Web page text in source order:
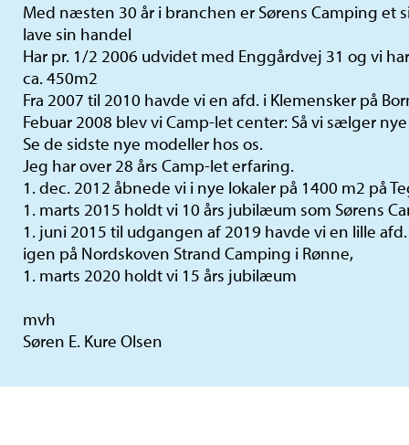
Med næsten 30 år i branchen er Sørens Camping et
lave sin handel
Har pr. 1/2 2006 udvidet med Enggårdvej 31 og vi
ca. 450m2
Fra 2007 til 2010 havde vi en afd. i Klemensker på
Febuar 2008 blev vi Camp-let center: Så vi sælger
Se de sidste nye modeller hos os.
Jeg har over 28 års Camp-let erfaring.
1. dec. 2012 åbnede vi i nye lokaler på 1400 m2 på
1. marts 2015 holdt vi 10 års jubilæum som Sørens
1. juni 2015 til udgangen af 2019 havde vi en lille
igen på Nordskoven Strand Camping i Rønne,
1. marts 2020 holdt vi 15 års jubilæum
mvh
Søren E. Kure Olsen